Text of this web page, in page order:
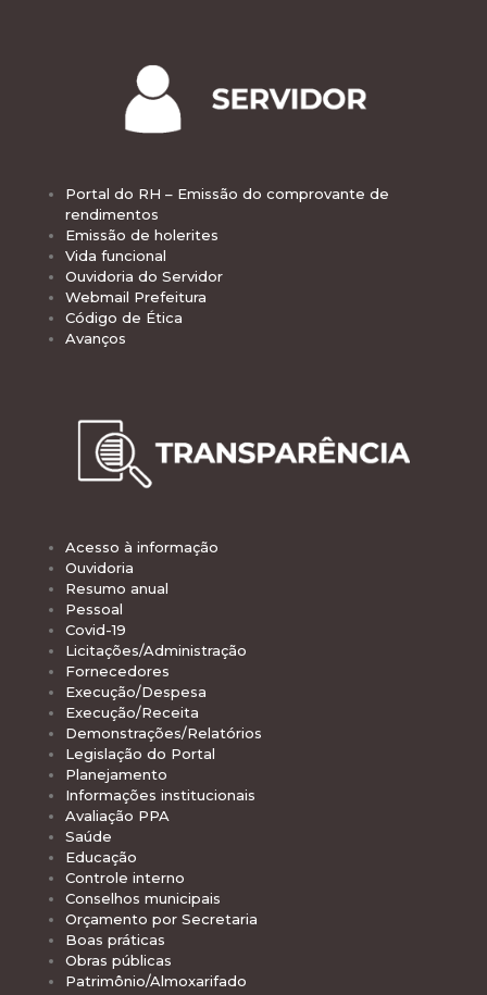
Portal do RH – Emissão do comprovante de
rendimentos
Emissão de holerites
Vida funcional
Ouvidoria do Servidor
Webmail Prefeitura
Código de Ética
Avanços
Acesso à informação
Ouvidoria
Resumo anual
Pessoal
Covid-19
Licitações/Administração
Fornecedores
Execução/Despesa
Execução/Receita
Demonstrações/Relatórios
Legislação do Portal
Planejamento
Informações institucionais
Avaliação PPA
Saúde
Educação
Controle interno
Conselhos municipais
Orçamento por Secretaria
Boas práticas
Obras públicas
Patrimônio/Almoxarifado